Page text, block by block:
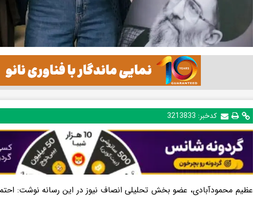
کدخبر: 3213833
عظیم محمودآبادی، عضو بخش تحلیلی انصاف نیوز در این رسانه نوشت: